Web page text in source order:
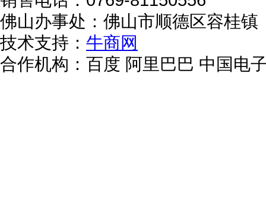
佛山办事处：佛山市顺德区容桂镇
技术支持： 牛商网
合作机构：百度 阿里巴巴 中国电